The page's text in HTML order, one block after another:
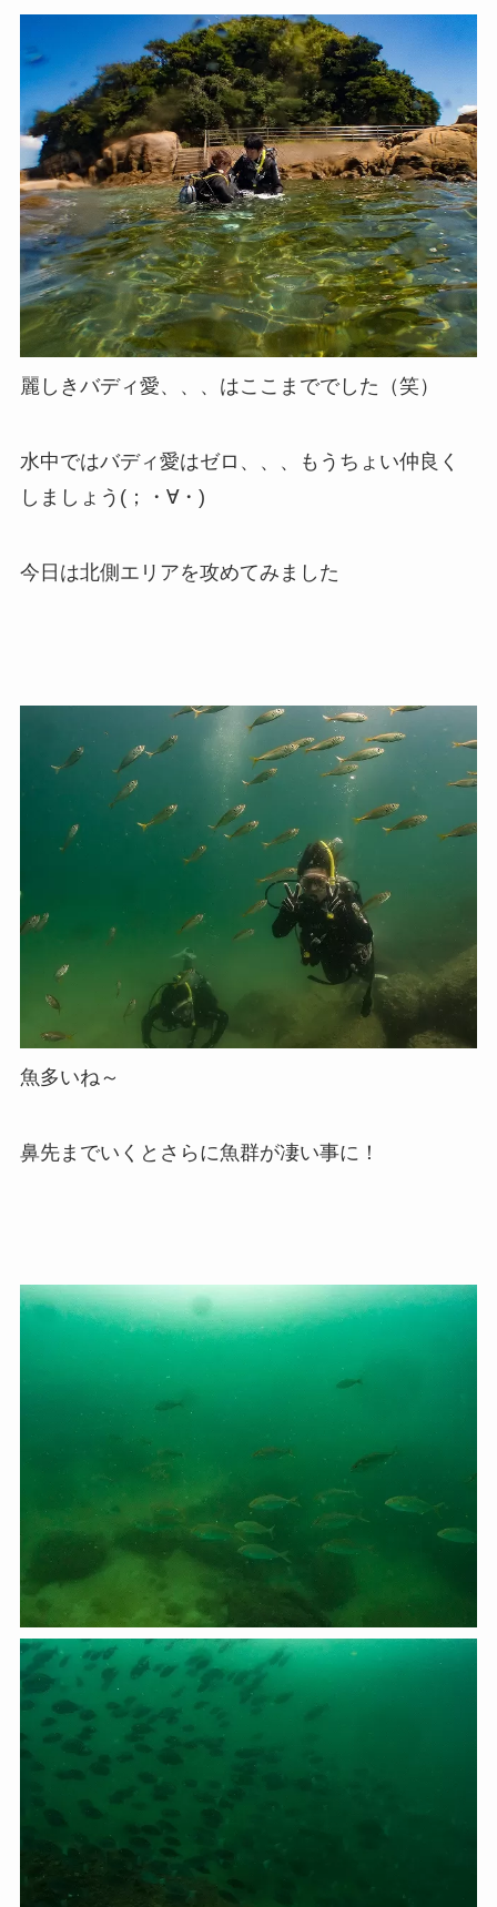
麗しきバディ愛、、、はここまででした（笑）
水中ではバディ愛はゼロ、、、もうちょい仲良く
しましょう(；・∀・)
今日は北側エリアを攻めてみました
魚多いね～
鼻先までいくとさらに魚群が凄い事に！